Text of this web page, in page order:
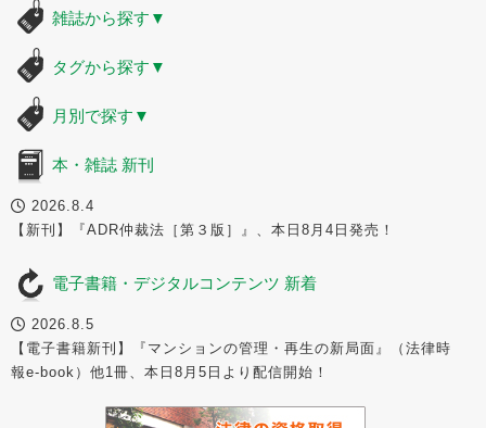
雑誌から探す ▼
タグから探す ▼
月別で探す ▼
本・雑誌 新刊
2026.8.4
【新刊】『ADR仲裁法［第３版］』、本日8月4日発売！
電子書籍・デジタルコンテンツ 新着
2026.8.5
【電子書籍新刊】『マンションの管理・再生の新局面』（法律時
報e-book）他1冊、本日8月5日より配信開始！